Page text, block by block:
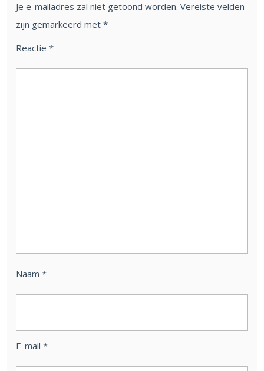
Je e-mailadres zal niet getoond worden. Vereiste velden
zijn gemarkeerd met *
Reactie *
Naam *
E-mail *